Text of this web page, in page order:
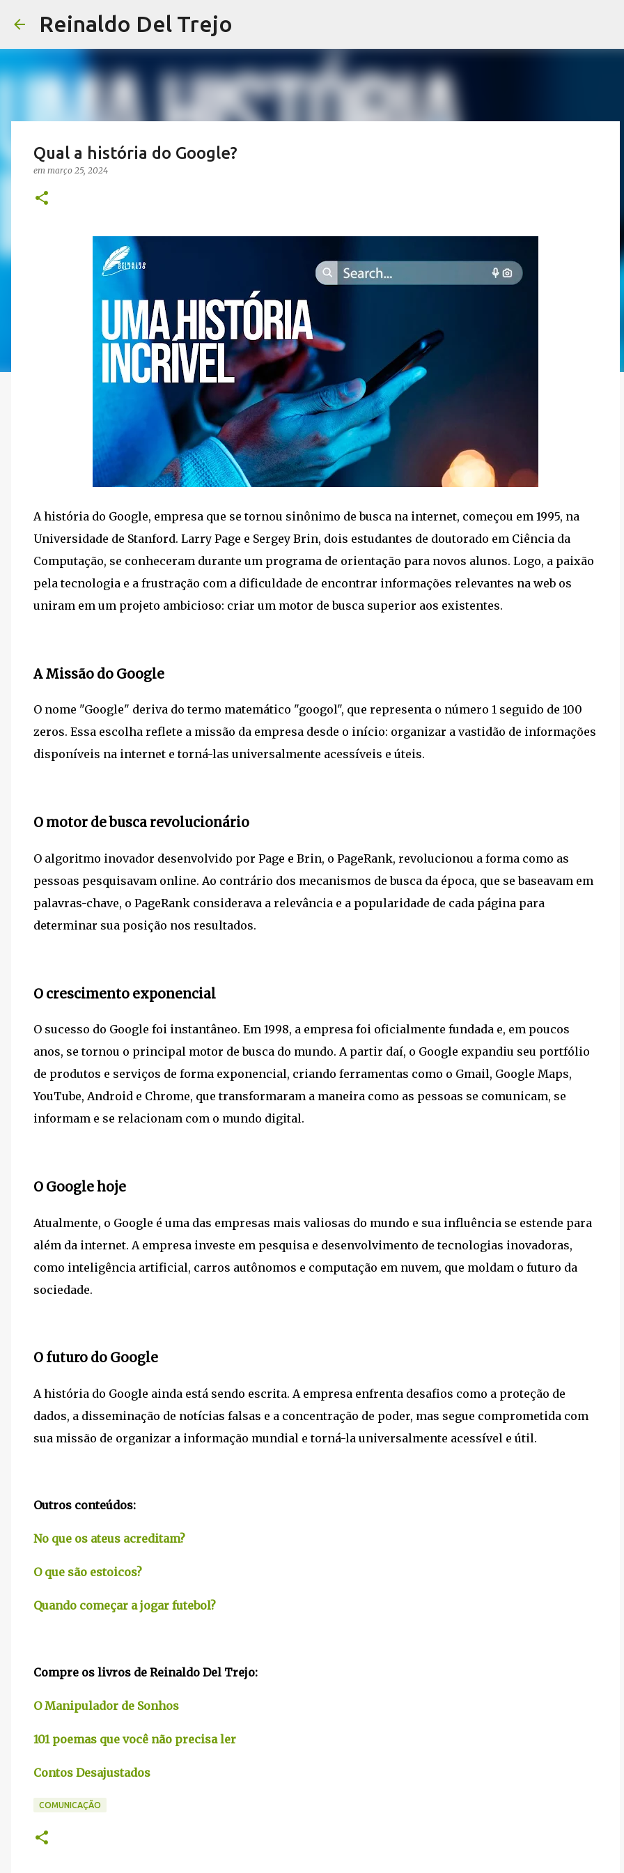
Reinaldo Del Trejo
Qual a história do Google?
em março 25, 2024
A história do Google, empresa que se tornou sinônimo de busca na internet, começou em 1995, na
Universidade de Stanford. Larry Page e Sergey Brin, dois estudantes de doutorado em Ciência da
Computação, se conheceram durante um programa de orientação para novos alunos. Logo, a paixão
pela tecnologia e a frustração com a dificuldade de encontrar informações relevantes na web os
uniram em um projeto ambicioso: criar um motor de busca superior aos existentes.
A Missão do Google
O nome "Google" deriva do termo matemático "googol", que representa o número 1 seguido de 100
zeros. Essa escolha reflete a missão da empresa desde o início: organizar a vastidão de informações
disponíveis na internet e torná-las universalmente acessíveis e úteis.
O motor de busca revolucionário
O algoritmo inovador desenvolvido por Page e Brin, o PageRank, revolucionou a forma como as
pessoas pesquisavam online. Ao contrário dos mecanismos de busca da época, que se baseavam em
palavras-chave, o PageRank considerava a relevância e a popularidade de cada página para
determinar sua posição nos resultados.
O crescimento exponencial
O sucesso do Google foi instantâneo. Em 1998, a empresa foi oficialmente fundada e, em poucos
anos, se tornou o principal motor de busca do mundo. A partir daí, o Google expandiu seu portfólio
de produtos e serviços de forma exponencial, criando ferramentas como o Gmail, Google Maps,
YouTube, Android e Chrome, que transformaram a maneira como as pessoas se comunicam, se
informam e se relacionam com o mundo digital.
O Google hoje
Atualmente, o Google é uma das empresas mais valiosas do mundo e sua influência se estende para
além da internet. A empresa investe em pesquisa e desenvolvimento de tecnologias inovadoras,
como inteligência artificial, carros autônomos e computação em nuvem, que moldam o futuro da
sociedade.
O futuro do Google
A história do Google ainda está sendo escrita. A empresa enfrenta desafios como a proteção de
dados, a disseminação de notícias falsas e a concentração de poder, mas segue comprometida com
sua missão de organizar a informação mundial e torná-la universalmente acessível e útil.
Outros conteúdos:
No que os ateus acreditam?
O que são estoicos?
Quando começar a jogar futebol?
Compre os livros de Reinaldo Del Trejo:
O Manipulador de Sonhos
101 poemas que você não precisa ler
Contos Desajustados
COMUNICAÇÃO